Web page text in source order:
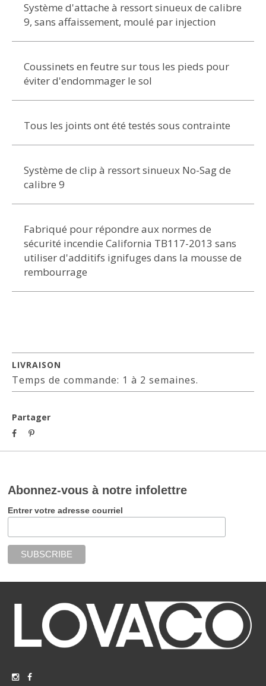
Système d'attache à ressort sinueux de calibre
9, sans affaissement, moulé par injection
Coussinets en feutre sur tous les pieds pour
éviter d'endommager le sol
Tous les joints ont été testés sous contrainte
Système de clip à ressort sinueux No-Sag de
calibre 9
Fabriqué pour répondre aux normes de
sécurité incendie California TB117-2013 sans
utiliser d'additifs ignifuges dans la mousse de
rembourrage
LIVRAISON
Temps de commande: 1 à 2 semaines.
Partager
Abonnez-vous à notre infolettre
Entrer votre adresse courriel